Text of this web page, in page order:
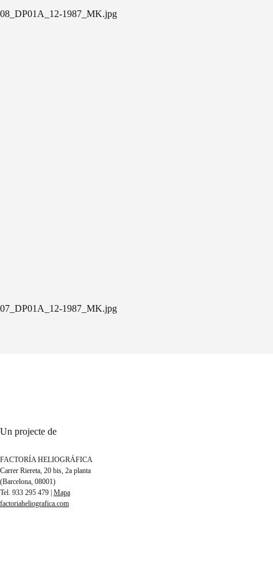
08_DP01A_12-1987_MK.jpg
07_DP01A_12-1987_MK.jpg
Un projecte de
FACTORÍA HELIOGRÁFICA
Carrer Riereta, 20 bis, 2a planta
(Barcelona, 08001)
Tel. 933 295 479 | Mapa
factoriaheliografica.com